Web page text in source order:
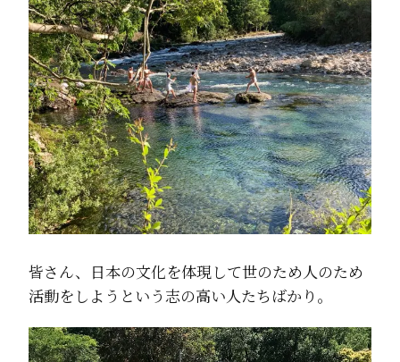
皆さん、日本の文化を体現して世のため人のため
活動をしようという志の高い人たちばかり。